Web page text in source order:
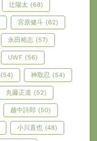
辻陽太 (68)
宮原健斗 (62)
永田裕志 (57)
UWF (56)
(54) 神取忍 (54)
丸藤正道 (52)
越中詩郎 (50)
小川直也 (48)